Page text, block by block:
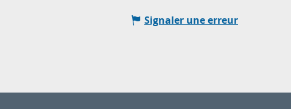
Signaler une erreur